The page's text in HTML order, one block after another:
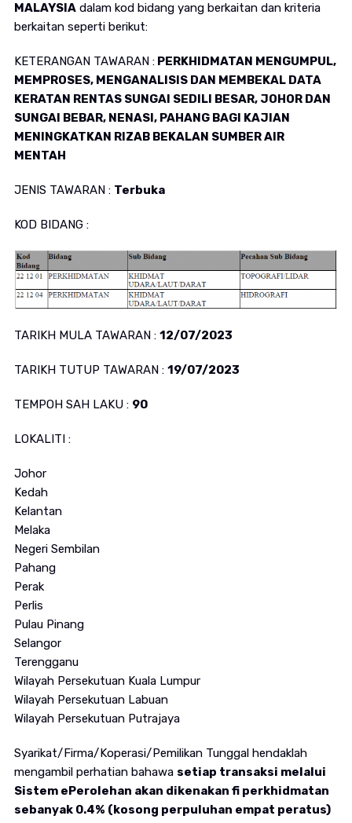
MALAYSIAdalam kod bidang yang berkaitan dan kriteria
berkaitan seperti berikut:
KETERANGAN TAWARAN :PERKHIDMATAN MENGUMPUL,
MEMPROSES, MENGANALISIS DAN MEMBEKAL DATA
KERATAN RENTAS SUNGAI SEDILI BESAR, JOHOR DAN
SUNGAI BEBAR, NENASI, PAHANG BAGI KAJIAN
MENINGKATKAN RIZAB BEKALAN SUMBER AIR
MENTAH
JENIS TAWARAN : Terbuka
KOD BIDANG :
TARIKH MULA TAWARAN : 12/07/2023
TARIKH TUTUP TAWARAN : 19/07/2023
TEMPOH SAH LAKU : 90
LOKALITI :
Johor
Kedah
Kelantan
Melaka
Negeri Sembilan
Pahang
Perak
Perlis
Pulau Pinang
Selangor
Terengganu
Wilayah Persekutuan Kuala Lumpur
Wilayah Persekutuan Labuan
Wilayah Persekutuan Putrajaya
Syarikat/Firma/Koperasi/Pemilikan Tunggal hendaklah
mengambil perhatian bahawa setiap transaksi melalui
Sistem ePerolehan akan dikenakan fi perkhidmatan
sebanyak 0.4% (kosong perpuluhan empat peratus)